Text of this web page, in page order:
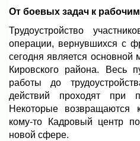
От боевых задач к рабочим
Трудоустройство
операции, вернувшихся с
сегодня является основной
Кировского района. Весь
работы до
действий проходят при
Некоторые
кому-то Кадровый центр
новой сфере.